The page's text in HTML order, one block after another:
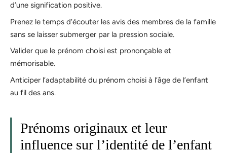
d’une signification positive.
Prenez le temps d’écouter les avis des membres de la famille
sans se laisser submerger par la pression sociale.
Valider que le prénom choisi est prononçable et
mémorisable.
Anticiper l’adaptabilité du prénom choisi à l’âge de l’enfant
au fil des ans.
Prénoms originaux et leur
influence sur l’identité de l’enfant